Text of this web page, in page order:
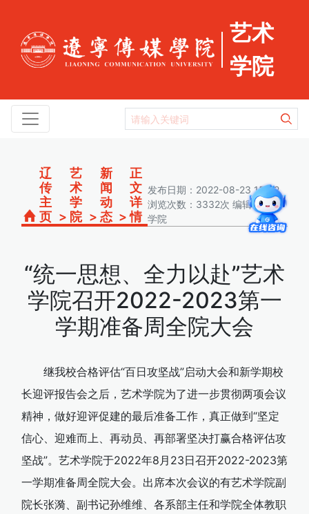
艺术
学院
辽
传
主
页 >
艺
术
学
院 >
新
闻
动
态 >
正
文
详
情
发布日期：2022-08-23 15:52
浏览次数：3332次 编辑：艺术
学院
“统一思想、全力以赴”艺术
学院召开2022-2023第一
学期准备周全院大会
继我校合格评估“百日攻坚战”启动大会和新学期校
长迎评报告会之后，艺术学院为了进一步贯彻两项会议
精神，做好迎评促建的最后准备工作，真正做到“坚定
信心、迎难而上、再动员、再部署坚决打赢合格评估攻
坚战”。艺术学院于2022年8月23日召开2022-2023第
一学期准备周全院大会。出席本次会议的有艺术学院副
院长张漪、副书记孙维维、各系部主任和学院全体教职